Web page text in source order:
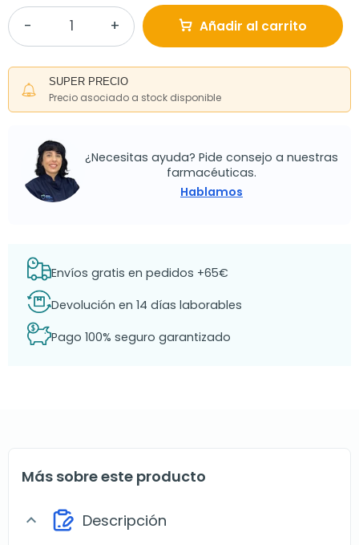
Añadir al carrito
SUPER PRECIO
Precio asociado a stock disponible
¿Necesitas ayuda? Pide consejo a nuestras
farmacéuticas.
Hablamos
Envíos gratis en pedidos +65€
Devolución en 14 días laborables
Pago 100% seguro garantizado
Más sobre este producto
expand_more Descripción